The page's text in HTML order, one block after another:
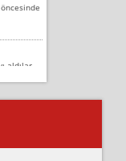
aldılar.
bantı